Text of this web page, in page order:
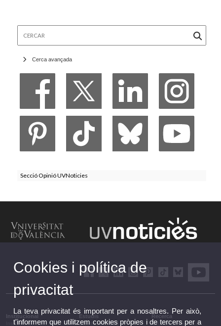
Cerca avançada
Secció Opinió UVNoticies
Institucional
Institucional
Estudis
Estudis i formació
Recerca
Recerca, innovació i
Cookies i política de
privacitat
La teva privacitat és important per a nosaltres. Per això,
t'informem que utilitzem cookies pròpies i de tercers per a